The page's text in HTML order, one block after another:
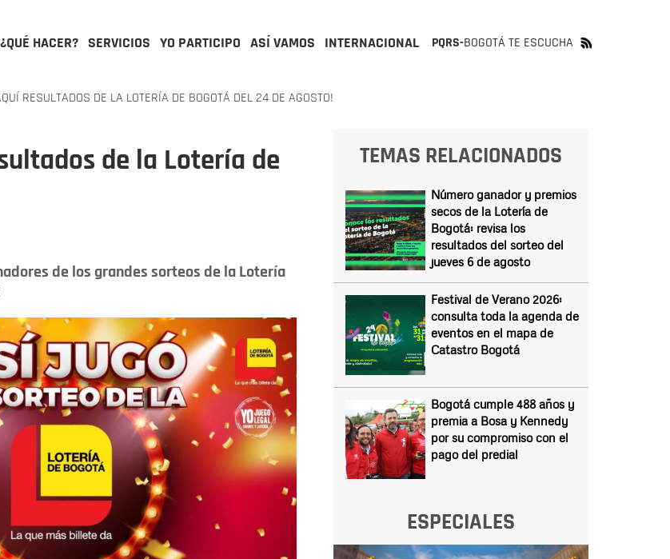
¿QUÉ HACER? SERVICIOS YO PARTICIPO ASÍ VAMOS INTERNACIONAL PQRS-BOGOTÁ TE ESCUCHA
RESULTADOS DE LA LOTERÍA DE BOGOTÁ DEL 24 DE AGOSTO!
de la Lotería de
de los grandes sorteos de la Lotería
TEMAS RELACIONADOS
Número ganador y premios
secos de la Lotería de
Bogotá: revisa los
resultados del sorteo del
jueves 6 de agosto
Festival de Verano 2026:
consulta toda la agenda de
eventos en el mapa de
Catastro Bogotá
Bogotá cumple 488 años y
premia a Bosa y Kennedy
por su compromiso con el
pago del predial
ESPECIALES